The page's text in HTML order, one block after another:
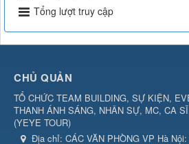
Tổng lượt truy cập
CHỦ QUẢN
TỔ CHỨC TEAM BUILDING, SỰ KIỆN,
THANH ÁNH SÁNG, NHÂN SỰ, MC, CA
(YEYE TOUR)
Địa chỉ: CÁC VĂN PHÒNG VP Hà